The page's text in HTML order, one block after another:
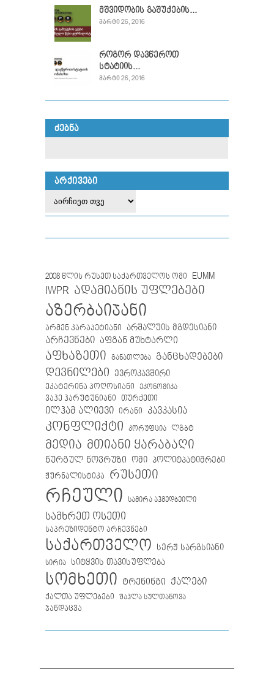
მშვიდობის გაშუქების...
ᲛᲐᲠᲢᲘ 26, 2016
როგორ დავწეროთ
სტატიის...
ᲛᲐᲠᲢᲘ 26, 2016
ᲫᲔᲑᲜᲐ
ᲐᲠᲥᲘᲕᲔᲑᲘ
2008 წლის რუსეთ საქართველოს ომი EUMM
IWPR ადამიანის უფლებები
აზერბაიჯანი
არმენ კარაპეტიანი არშალუის მგდესიანი
არჩევნები აფგან მუხტარლი
აფხაზეთი განათლება განცხადებები
დევნილები
ევროკავშირი
ეკატერინა პოღოსიანი
ეკონომიკა
ვაჰე ჰარუტუნიანი თურქეთი
ილჰამ ალიევი ირანი კავკასია
კონფლიქტი კორუფცია ლგბტ
მედია მთიანი ყარაბაღი
ნურგულ ნოვრუზი ომი პოლიტპატიმრები
ჟურნალისტიკა
რუსეთი
რჩეული სამირა აჰმედბეილი
სამხრეთ ოსეთი
საპრეზიდენტო არჩევნები
საქართველო სერჟ სარგსიანი
სირია სიტყვის თავისუფლება
სომხეთი ტრენინგი ქალები
ქალთა უფლებები შაჰლა სულთანოვა
ჯანდაცვა